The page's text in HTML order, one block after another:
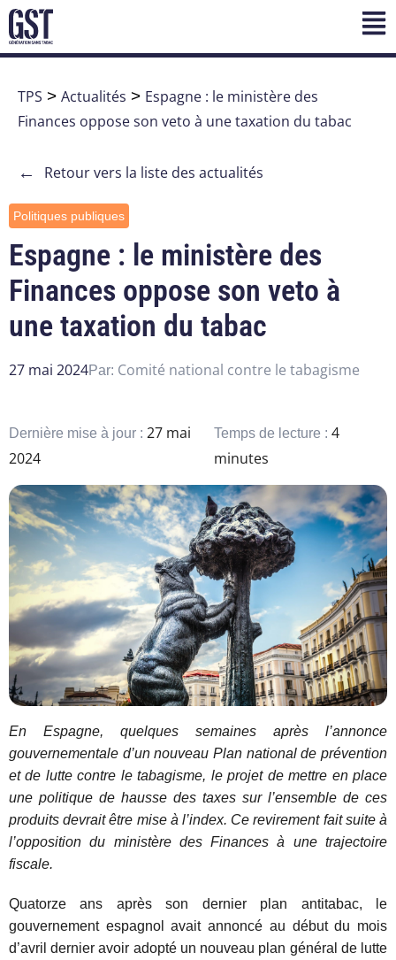
TPS > Actualités > Espagne : le ministère des
Finances oppose son veto à une taxation du tabac
← Retour vers la liste des actualités
Politiques publiques
Espagne : le ministère des
Finances oppose son veto à
une taxation du tabac
27 mai 2024Par: Comité national contre le tabagisme
Dernière mise à jour : 27 mai
2024
Temps de lecture : 4
minutes
En Espagne, quelques semaines après l’annonce
gouvernementale d’un nouveau Plan national de prévention
et de lutte contre le tabagisme, le projet de mettre en place
une politique de hausse des taxes sur l’ensemble de ces
produits devrait être mise à l’index. Ce revirement fait suite à
l’opposition du ministère des Finances à une trajectoire
fiscale.
Quatorze ans après son dernier plan antitabac, le
gouvernement espagnol avait annoncé au début du mois
d’avril dernier avoir adopté un nouveau plan général de lutte